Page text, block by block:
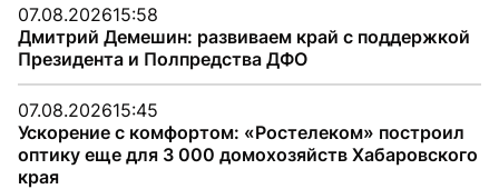
07.08.202615:58
Дмитрий Демешин: развиваем край с поддержкой
Президента и Полпредства ДФО
07.08.202615:45
Ускорение с комфортом: «Ростелеком» построил
оптику еще для 3 000 домохозяйств Хабаровского
края